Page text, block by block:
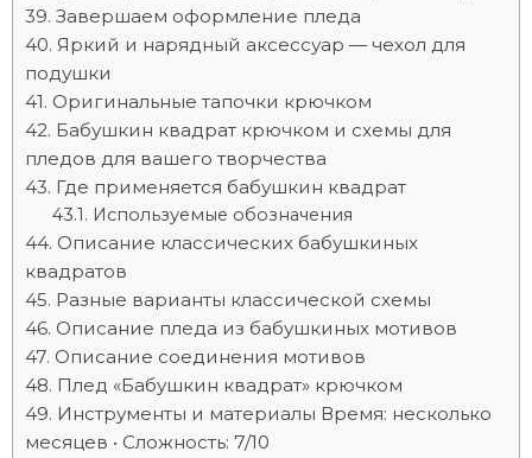
Завершаем оформление пледа
Яркий и нарядный аксессуар — чехол для
подушки
Оригинальные тапочки крючком
Бабушкин квадрат крючком и схемы для
пледов для вашего творчества
Где применяется бабушкин квадрат
Используемые обозначения
Описание классических бабушкиных
квадратов
Разные варианты классической схемы
Описание пледа из бабушкиных мотивов
Описание соединения мотивов
Плед «Бабушкин квадрат» крючком
Инструменты и материалы Время: несколько
месяцев • Сложность: 7/10